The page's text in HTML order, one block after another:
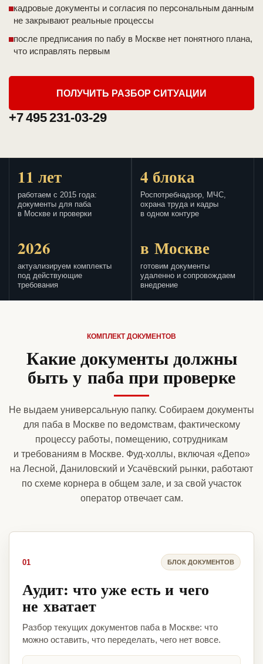
кадровые документы и согласия по персональным данным
не закрывают реальные процессы
после предписания по пабу в Москве нет понятного плана,
что исправлять первым
ПОЛУЧИТЬ РАЗБОР СИТУАЦИИ
+7 495 231-03-29
11 лет
работаем с 2015 года:
документы для паба
в Москве и проверки
4 блока
Роспотребнадзор, МЧС,
охрана труда и кадры
в одном контуре
2026
актуализируем комплекты
под действующие
требования
в Москве
готовим документы
удаленно и сопровождаем
внедрение
КОМПЛЕКТ ДОКУМЕНТОВ
Какие документы должны
быть у паба при проверке
Не выдаем универсальную папку. Собираем документы
для паба в Москве по ведомствам, фактическому
процессу работы, помещению, сотрудникам
и требованиям в Москве. Фуд-холлы, включая «Депо»
на Лесной, Даниловский и Усачёвский рынки, работают
по схеме корнера в общем зале, и за свой участок
оператор отвечает сам.
01 БЛОК ДОКУМЕНТОВ
Аудит: что уже есть и чего
не хватает
Разбор текущих документов паба в Москве: что
можно оставить, что переделать, чего нет вовсе.